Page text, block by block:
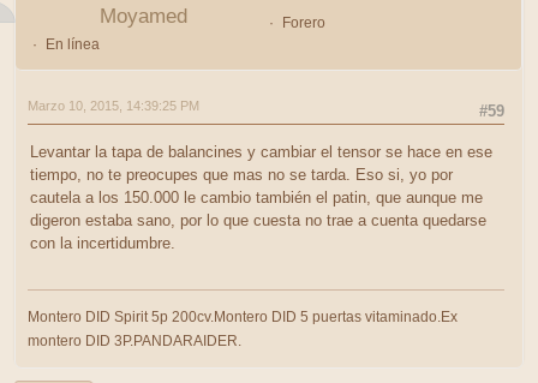
Moyamed
Forero
En línea
#59
Marzo 10, 2015, 14:39:25 PM
Levantar la tapa de balancines y cambiar el tensor se hace en ese
tiempo, no te preocupes que mas no se tarda. Eso si, yo por
cautela a los 150.000 le cambio también el patin, que aunque me
digeron estaba sano, por lo que cuesta no trae a cuenta quedarse
con la incertidumbre.
Montero DID Spirit 5p 200cv.Montero DID 5 puertas vitaminado.Ex
montero DID 3P.PANDARAIDER.